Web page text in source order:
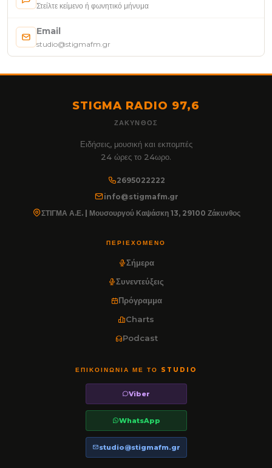
Στείλτε κείμενο ή φωνητικό μήνυμα
Email
studio@stigmafm.gr
STIGMA RADIO 97,6
ΖΆΚΥΝΘΟΣ
Ειδήσεις, μουσική και εκπομπές
24 ώρες το 24ωρο.
2695022222
info@stigmafm.gr
ΣΤΙΓΜΑ Α.Ε. | Μουσουργού Καψάσκη 13, 29100 Ζάκυνθος
ΠΕΡΙΕΧΌΜΕΝΟ
Σήμερα
Συνεντεύξεις
Πρόγραμμα
Charts
Podcast
ΕΠΙΚΟΙΝΩΝΊΑ ΜΕ ΤΟ STUDIO
Viber
WhatsApp
studio@stigmafm.gr